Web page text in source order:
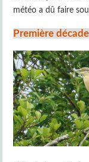
météo a dû faire
Première décade